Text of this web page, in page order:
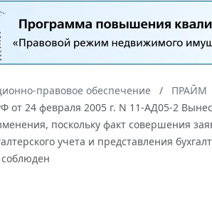
правовое обеспечение ПРАЙМ
от 24 февраля 2005 г. N 11-АД05-2
поскольку факт совершения
учета и представления